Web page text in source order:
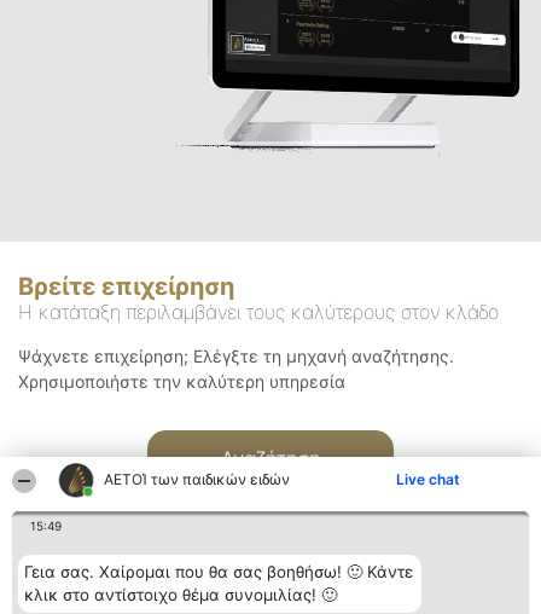
ΑΕΤΟΊ των παιδικών ειδών Live chat
15:49
Γεια σας. Χαίρομαι που θα σας βοηθήσω! 🙂 Κάντε
κλικ στο αντίστοιχο θέμα συνομιλίας! 🙂
Βρείτε επιχείρηση
Η κατάταξη περιλαμβάνει τους καλύτερους στον κλάδο
Ψάχνετε επιχείρηση; Ελέγξτε τη μηχανή αναζήτησης.
Χρησιμοποιήστε την καλύτερη υπηρεσία
Αναζήτηση